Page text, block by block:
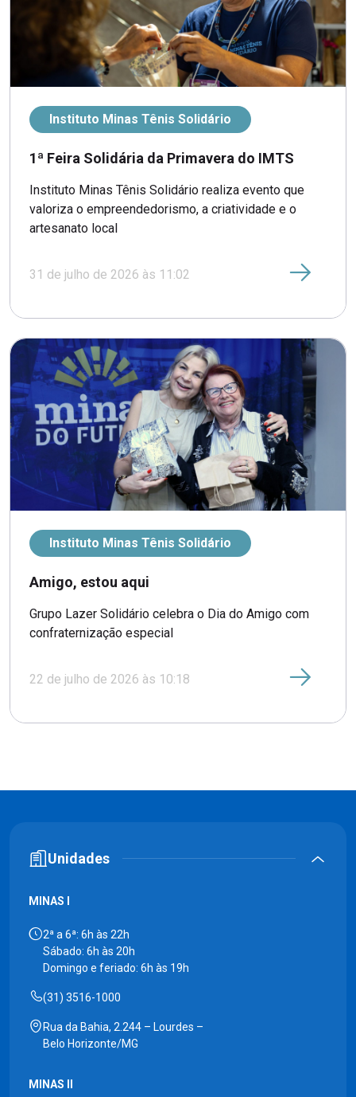
Instituto Minas Tênis Solidário
1ª Feira Solidária da Primavera do IMTS
Instituto Minas Tênis Solidário realiza evento que
valoriza o empreendedorismo, a criatividade e o
artesanato local
31 de julho de 2026 às 11:02
Instituto Minas Tênis Solidário
Amigo, estou aqui
Grupo Lazer Solidário celebra o Dia do Amigo com
confraternização especial
22 de julho de 2026 às 10:18
Unidades
MINAS I
2ª a 6ª: 6h às 22h
Sábado: 6h às 20h
Domingo e feriado: 6h às 19h
(31) 3516-1000
Rua da Bahia, 2.244 – Lourdes –
Belo Horizonte/MG
MINAS II